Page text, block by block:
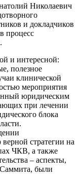
Николаевич
и докладчиков
процесс
и интересной:
полезное
клинической
мероприятия
юридическим
при лечении
блока
стратегии на
ЧКВ, а также
– аспекты,
были